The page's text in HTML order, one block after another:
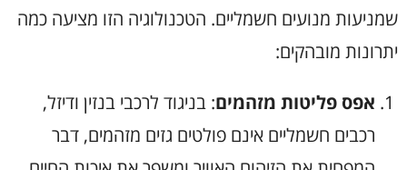
שמניעות מנועים חשמליים. הטכנולוגיה הזו מציעה כמה
יתרונות מובהקים:
אפס פליטות מזהמים: בניגוד לרכבי בנזין ודיזל,
רכבים חשמליים אינם פולטים גזים מזהמים, דבר